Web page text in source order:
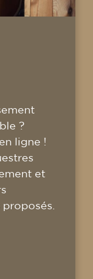
?
ligne !
et